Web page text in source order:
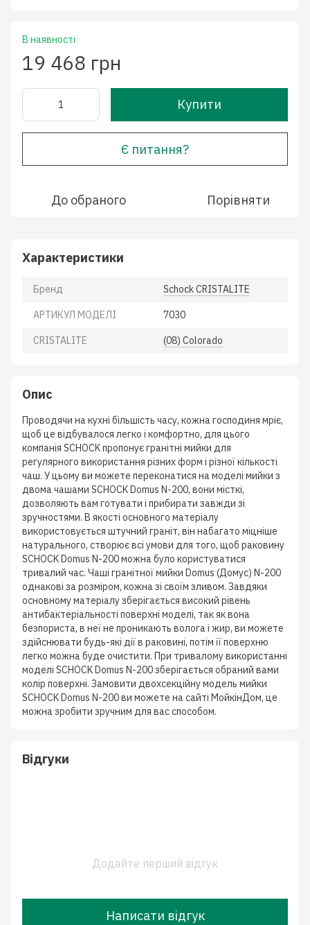
В наявності
19 468 грн
Купити
Є питання?
До обраного Порівняти
Характеристики
Бренд Schock CRISTALITE
АРТИКУЛ МОДЕЛІ 7030
CRISTALITE (08) Colorado
Опис
Проводячи на кухні більшість часу, кожна господиня мріє,
щоб це відбувалося легко і комфортно, для цього
компанія SCHOCK пропонує гранітні мийки для
регулярного використання різних форм і різної кількості
чаш. У цьому ви можете переконатися на моделі мийки з
двома чашами SCHOCK Domus N-200, вони місткі,
дозволяють вам готувати і прибирати завжди зі
зручностями. В якості основного матеріалу
використовується штучний граніт, він набагато міцніше
натурального, створює всі умови для того, щоб раковину
SCHOCK Domus N-200 можна було користуватися
тривалий час. Чаші гранітної мийки Domus (Домус) N-200
однакові за розміром, кожна зі своїм зливом. Завдяки
основному матеріалу зберігається високий рівень
антибактеріальності поверхні моделі, так як вона
безпориста, в неї не проникають волога і жир, ви можете
здійснювати будь-які дії в раковині, потім її поверхню
легко можна буде очистити. При тривалому використанні
моделі SCHOCK Domus N-200 зберігається обраний вами
колір поверхні. Замовити двохсекційну модель мийки
SCHOCK Domus N-200 ви можете на сайті МойкінДом, це
можна зробити зручним для вас способом.
Відгуки
Додайте перший відгук
Написати відгук